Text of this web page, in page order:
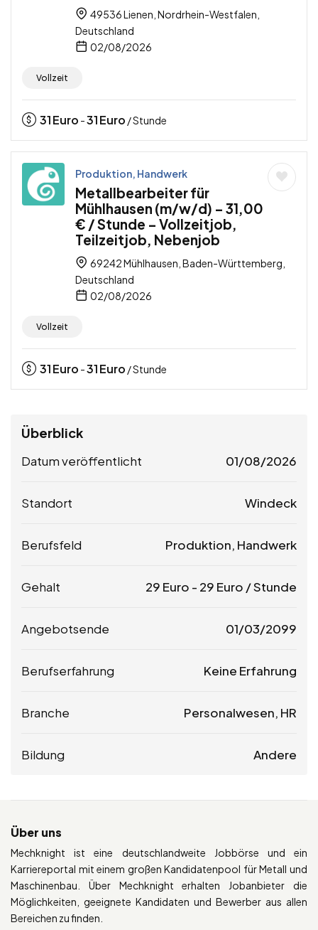
49536 Lienen, Nordrhein-Westfalen,
Deutschland
02/08/2026
Vollzeit
31Euro -31Euro / Stunde
Produktion, Handwerk
Metallbearbeiter für
Mühlhausen (m/w/d) – 31,00
€ / Stunde – Vollzeitjob,
Teilzeitjob, Nebenjob
69242 Mühlhausen, Baden-Württemberg,
Deutschland
02/08/2026
Vollzeit
31Euro -31Euro / Stunde
Überblick
Datum veröffentlicht 01/08/2026
Standort Windeck
Berufsfeld Produktion, Handwerk
Gehalt 29 Euro - 29 Euro / Stunde
Angebotsende 01/03/2099
Berufserfahrung Keine Erfahrung
Branche Personalwesen, HR
Bildung Andere
Über uns
Mechknight ist eine deutschlandweite Jobbörse und ein
Karriereportal mit einem großen Kandidatenpool für Metall und
Maschinenbau. Über Mechknight erhalten Jobanbieter die
Möglichkeiten, geeignete Kandidaten und Bewerber aus allen
Bereichen zu finden.